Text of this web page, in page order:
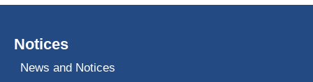
Notices
News and Notices